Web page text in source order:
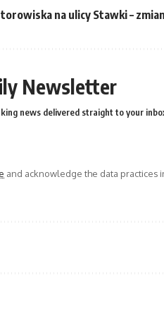
na ulicy Stawki –
Newsletter
news delivered straight to your
and acknowledge the data practices